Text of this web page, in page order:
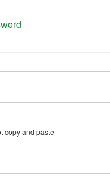
copy and paste